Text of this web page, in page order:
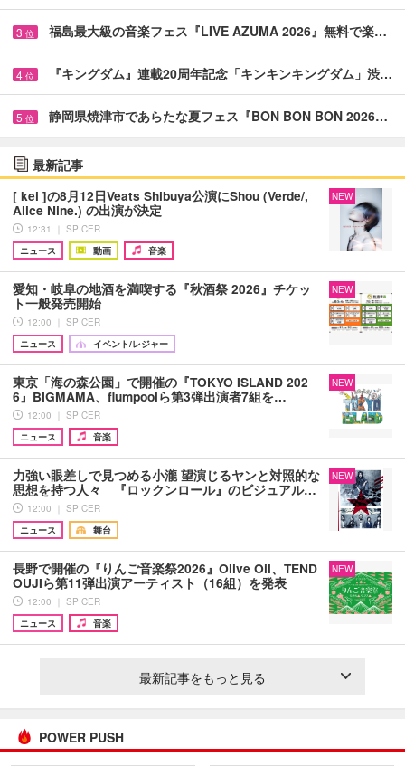
3 位 福島最大級の音楽フェス『LIVE AZUMA 2026』無料で楽…
4 位 『キングダム』連載20周年記念「キンキンキングダム」渋…
5 位 静岡県焼津市であらたな夏フェス『BON BON BON 2026…
最新記事
[ kei ]の8月12日Veats Shibuya公演にShou (Verde/,
Alice Nine.) の出演が決定
12:31 ｜ SPICER
ニュース
動画 音楽
NEW
愛知・岐阜の地酒を満喫する『秋酒祭 2026』チケッ
ト一般発売開始
12:00 ｜ SPICER
ニュース
イベント/レジャー
NEW
東京「海の森公園」で開催の『TOKYO ISLAND 202
6』BIGMAMA、flumpoolら第3弾出演者7組を…
12:00 ｜ SPICER
ニュース
音楽
NEW
力強い眼差しで見つめる小瀧 望演じるヤンと対照的な
思想を持つ人々 『ロックンロール』のビジュアル…
12:00 ｜ SPICER
ニュース
舞台
NEW
長野で開催の『りんご音楽祭2026』Olive Oil、TEND
OUJIら第11弾出演アーティスト（16組）を発表
12:00 ｜ SPICER
ニュース
音楽
NEW
最新記事をもっと見る
POWER PUSH